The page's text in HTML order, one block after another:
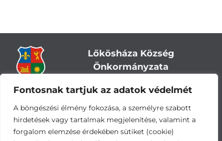
Fontosnak tartjuk az adatok védelmét
A böngészési élmény fokozása, a személyre szabott
hirdetések vagy tartalmak megjelenítése, valamint a
forgalom elemzése érdekében sütiket (cookie)
Lőkösháza Község
Önkormányzata
Cím:5743 Lőkösháza, Eleki út 28.
Központi telefonszám:+36 66 244-244
E-mail: titkarsag@lokoshaza.hu
Hivatali Kapu: JZO28